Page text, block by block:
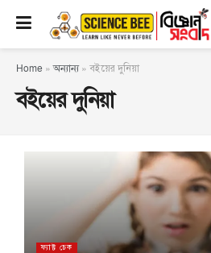
Home »অন্যান্য» বইয়ের দুনিয়া
বইয়ের দুনিয়া
ফ্যাক্ট চেক